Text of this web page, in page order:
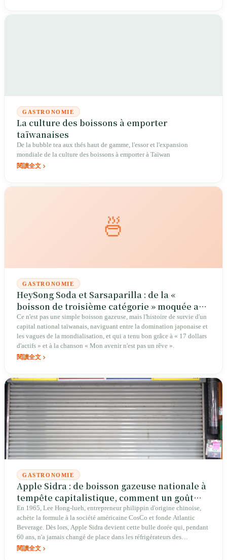
GASTRONOMIE
La culture des boissons à emporter
taïwanaises
De la bubble tea aux thés haut de gamme, l'essor et l'expansion
mondiale de la culture des boissons à emporter à Taïwan
閱讀全文
🍜
GASTRONOMIE
HeySong Soda et Sarsaparilla : de la «
boisson de troisième catégorie » moquée au
centenaire d'une marque qui a tenu tête aux
géants du cola
Ce n'est pas une simple boisson gazeuse, mais l'histoire de survie d'un
capital national taïwanais, naviguant entre la domination japonaise et
les vagues de la mondialisation, et qui a tenu bon grâce à « 17 dollars
d'actifs » et à la chanson « Mon avenir n'est pas un rêve ».
閱讀全文
GASTRONOMIE
Apple Sidra : de boisson gazeuse nationale à
tempête capitalistique, comment un goût
taïwanais sexagénaire renaît
En 1965, Lee Hong-lueh, entrepreneur philippin d'origine chinoise,
achète la formule à la société américaine CosCo et fonde Atlantic
Beverage. Dès lors, Apple Sidra devient cette bulle dorée qui, pendant
60 ans, n'a jamais changé de place dans les réfrigérateurs des
restaurants rechao, les banquets ba'n-doh et les salons de KTV. Pendant
閱讀全文